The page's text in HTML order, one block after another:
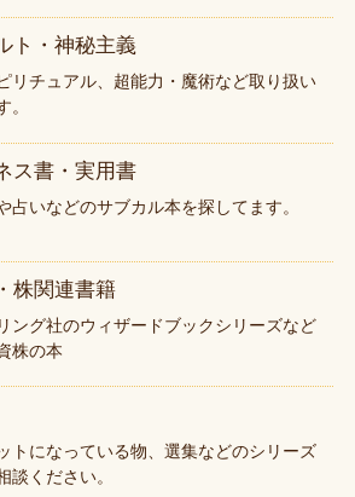
ト・神秘主義
リチュアル、超能力・魔術など取り扱い
。
ス書・実用書
占いなどのサブカル本を探してます。
株関連書籍
ング社のウィザードブックシリーズなど
株の本
トになっている物、選集などのシリーズ
談ください。